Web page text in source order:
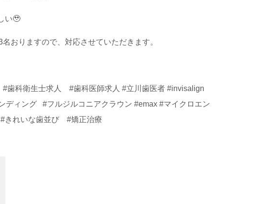
い🥹
おりますので、対応させていただきます。
歯科衛生士求人 #歯科医師求人 #立川歯医者 #invisalign
ィング #フルジルコニアクラウン #emax #マイクロエン
きれいな歯並び #矯正治療